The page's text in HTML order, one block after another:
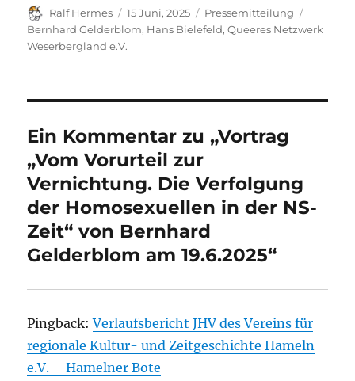
Autor
Ralf Hermes
Veröffentlicht
am
15 Juni, 2025 Kategorien
Pressemitteilung
Bernhard Gelderblom, Hans Bielefeld,Queeres Netzwerk
Weserbergland e.V.
Ein Kommentar zu „Vortrag
„Vom Vorurteil zur
Vernichtung. Die Verfolgung
der Homosexuellen in der NS-
Zeit“ von Bernhard
Gelderblom am 19.6.2025“
Pingback:Verlaufsbericht JHV des Vereins für
regionale Kultur- und Zeitgeschichte Hameln
e.V. – Hamelner Bote